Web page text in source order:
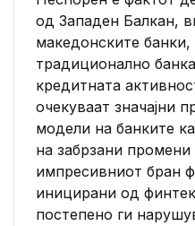
од Западен Балкан,
македонските
традиционално
кредитната
очекуваат значајни
модели на банките
на забрзани промени
импресивниот бран
иницирани од
постепено ги